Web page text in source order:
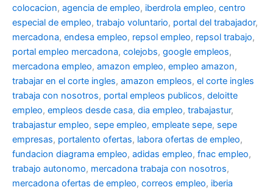
colocacion, agencia de empleo, iberdrola empleo, centro
especial de empleo, trabajo voluntario, portal del trabajador,
mercadona, endesa empleo, repsol empleo, repsol trabajo,
portal empleo mercadona, colejobs, google empleos,
mercadona empleo, amazon empleo, empleo amazon,
trabajar en el corte ingles, amazon empleos, el corte ingles
trabaja con nosotros, portal empleos publicos, deloitte
empleo, empleos desde casa, dia empleo, trabajastur,
trabajastur empleo, sepe empleo, empleate sepe, sepe
empresas, portalento ofertas, labora ofertas de empleo,
fundacion diagrama empleo, adidas empleo, fnac empleo,
trabajo autonomo, mercadona trabaja con nosotros,
mercadona ofertas de empleo, correos empleo, iberia